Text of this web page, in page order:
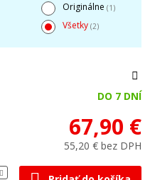
Originálne (1)
Všetky (2)
DO 7 DNÍ
67,90 €
55,20 € bez DPH